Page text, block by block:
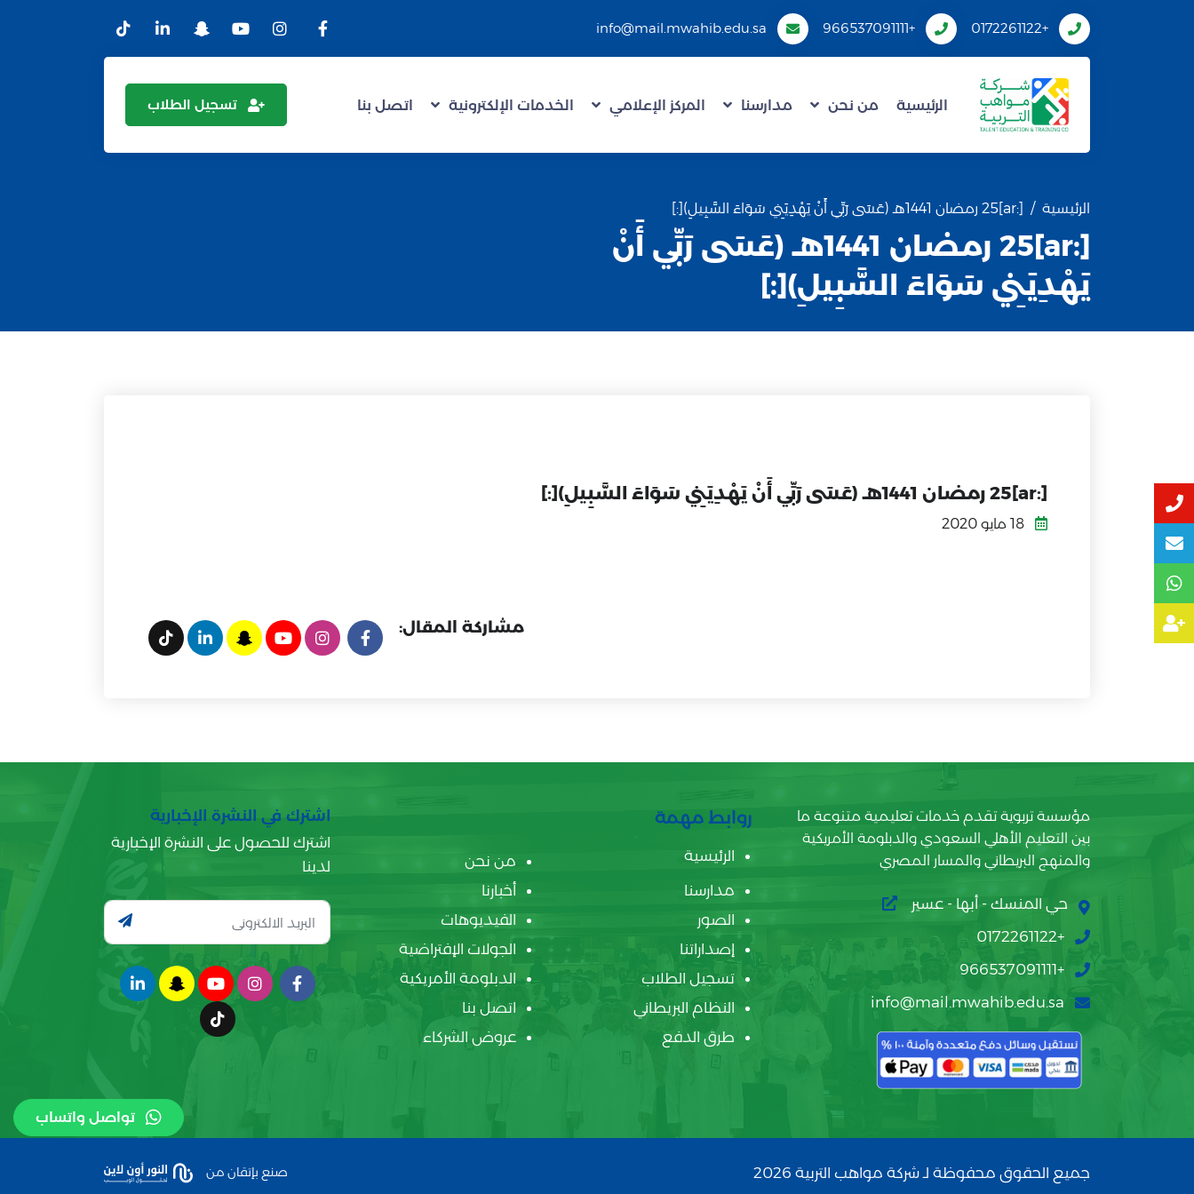
+0172261122
+966537091111
info@mail.mwahib.edu.sa
الرئيسية من نحن مدارسنا المركز الإعلامي الخدمات الإلكترونية اتصل بنا تسجيل الطلاب
الرئيسية [:ar]25 رمضان 1441هـ (عَسَى رَبِّي أَنْ يَهْدِيَنِي سَوَاءَ السَّبِيلِ)[:]
[:ar]25 رمضان 1441هـ (عَسَى رَبِّي أَنْ
يَهْدِيَنِي سَوَاءَ السَّبِيلِ)[:]
[:ar]25 رمضان 1441هـ (عَسَى رَبِّي أَنْ يَهْدِيَنِي سَوَاءَ السَّبِيلِ)[:]
مشاركة المقال:
تواصل واتساب
مؤسسة تربوية تقدم خدمات تعليمية متنوعة ما
بين التعليم الأهلي السعودي والدبلومة الأمريكية
والمنهج البريطاني والمسار المصري
حي المنسك - أبها - عسير
+0172261122
+966537091111
info@mail.mwahib.edu.sa
روابط مهمة
الرئيسية
من نحن
مدارسنا
أخبارنا
الصور
الفيديوهات
إصداراتنا
الجولات الإفتراضية
تسجيل الطلاب
الدبلومة الأمريكية
النظام البريطاني
اتصل بنا
طرق الدفع
عروض الشركاء
اشترك في النشرة الإخبارية
اشترك للحصول على النشرة الإخبارية
لدينا
جميع الحقوق محفوظة لـ شركة مواهب التربية 2026 صنع بإتقان من